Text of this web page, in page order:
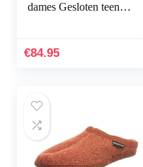
dames Gesloten teen
€84.95